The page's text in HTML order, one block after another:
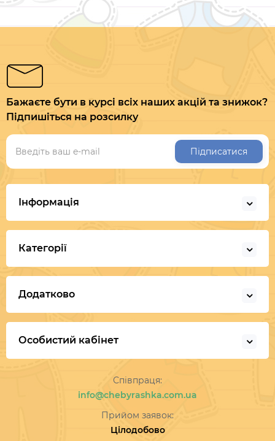
Бажаєте бути в курсі всіх наших акцій та знижок?
Підпишіться на розсилку
Підписатися
Інформація
Категорії
Додатково
Особистий кабінет
Співпраця:
info@chebyrashka.com.ua
Прийом заявок:
Цілодобово